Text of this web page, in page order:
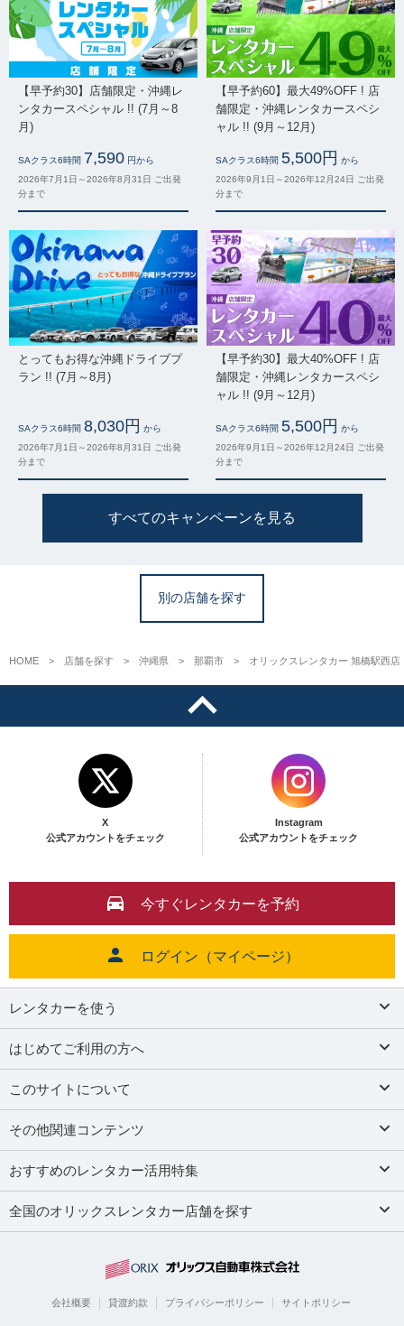
【早予約30】店舗限定・沖縄レ
ンタカースペシャル !! (7月～8
月)
SAクラス6時間 7,590 円から
2026年7月1日～2026年8月31日 ご出発
分まで
【早予約60】最大49%OFF ! 店
舗限定・沖縄レンタカースペシ
ャル !! (9月～12月)
SAクラス6時間 5,500円 から
2026年9月1日～2026年12月24日 ご出発
分まで
とってもお得な沖縄ドライブプ
ラン !! (7月～8月)
SAクラス6時間 8,030円 から
2026年7月1日～2026年8月31日 ご出発
分まで
【早予約30】最大40%OFF ! 店
舗限定・沖縄レンタカースペシ
ャル !! (9月～12月)
SAクラス6時間 5,500円 から
2026年9月1日～2026年12月24日 ご出発
分まで
すべてのキャンペーンを見る
別の店舗を探す
HOME 店舗を探す 沖縄県 那覇市 オリックスレンタカー 旭橋駅西店
X
公式アカウントをチェック
Instagram
公式アカウントをチェック
今すぐレンタカーを予約
ログイン（マイページ）
レンタカーを使う
はじめてご利用の方へ
このサイトについて
その他関連コンテンツ
おすすめのレンタカー活用特集
全国のオリックスレンタカー店舗を探す
会社概要 貸渡約款 プライバシーポリシー サイトポリシー